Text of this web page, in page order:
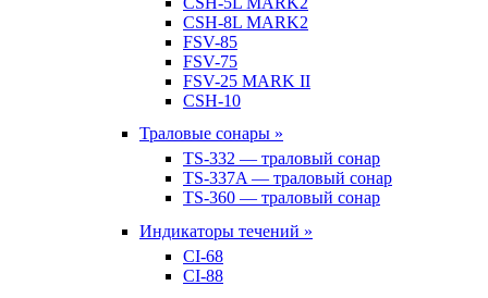
CSH-8L MARK2
FSV-85
FSV-75
FSV-25 MARK II
CSH-10
Траловые сонары »
TS-332 — траловый сонар
TS-337A — траловый сонар
TS-360 — траловый сонар
Индикаторы течений »
CI-68
CI-88